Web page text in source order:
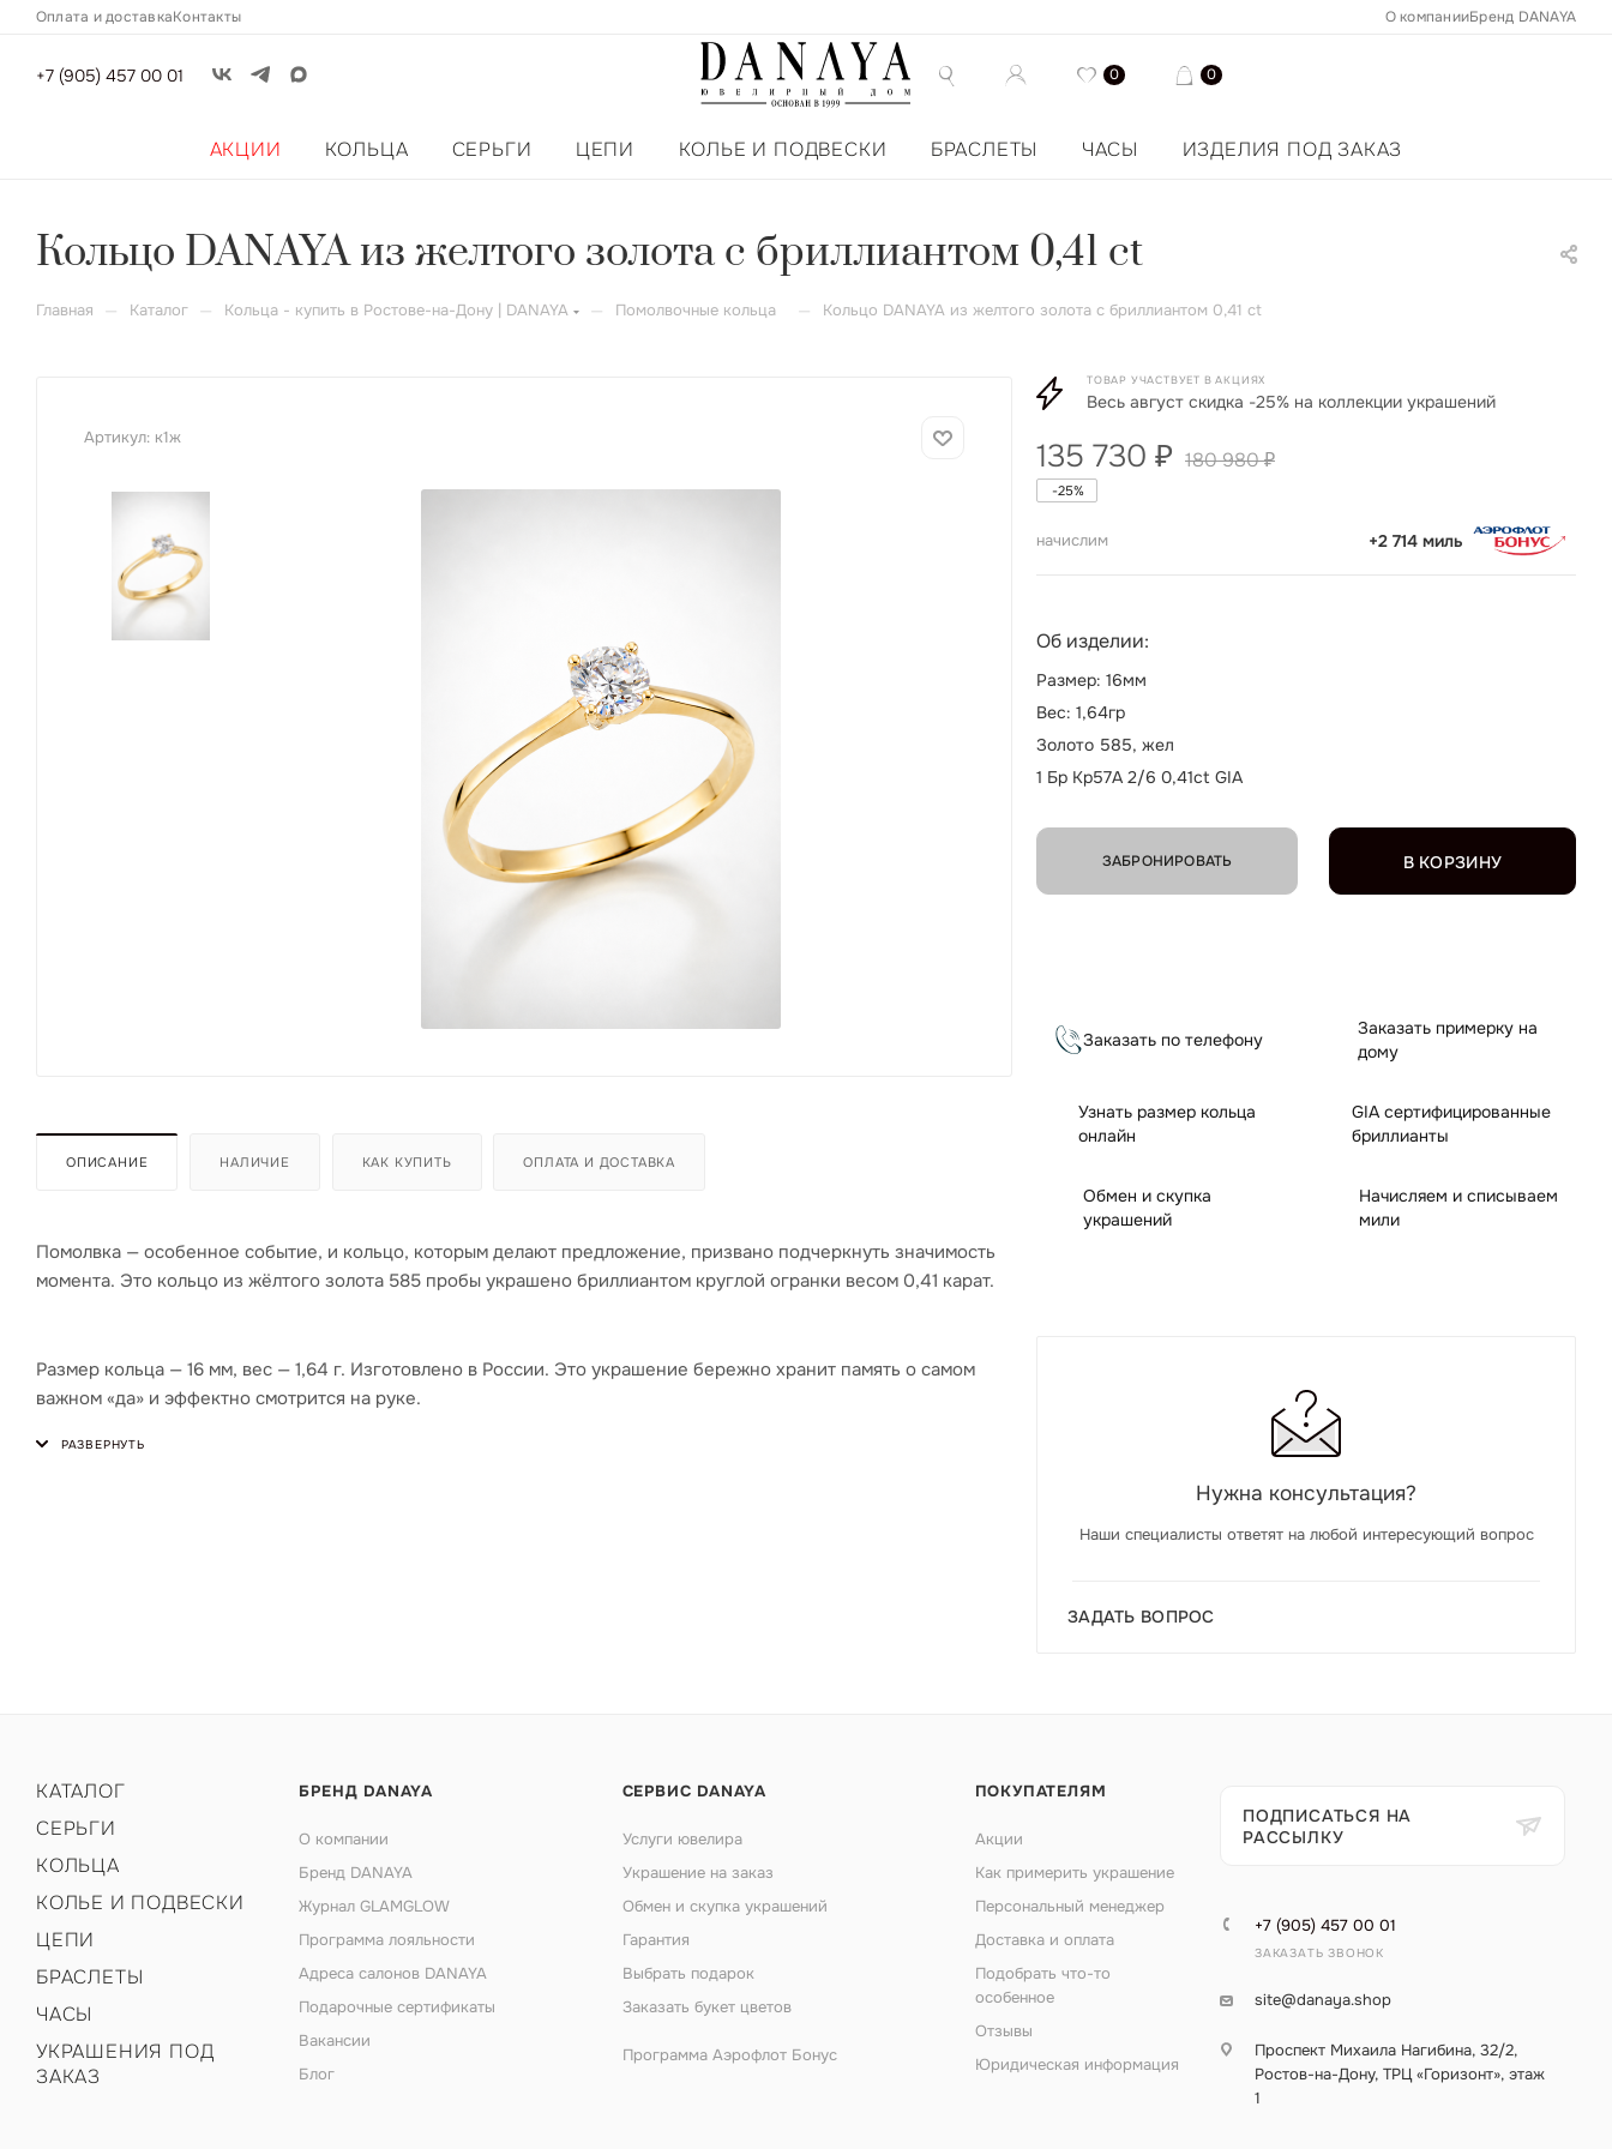
Оплата и доставкаКонтакты О компанииБренд DANAYA
+7 (905) 457 00 01 0 0
АКЦИИ КОЛЬЦА СЕРЬГИ ЦЕПИ КОЛЬЕ И ПОДВЕСКИ БРАСЛЕТЫ ЧАСЫ ИЗДЕЛИЯ ПОД ЗАКАЗ
Кольцо DANAYA из желтого золота с бриллиантом 0,41 ct
Главная — Каталог — Кольца - купить в Ростове-на-Дону | DANAYA — Помолвочные кольца — Кольцо DANAYA из желтого золота с бриллиантом 0,41 ct
Артикул: к1ж
ОПИСАНИЕ НАЛИЧИЕ КАК КУПИТЬ ОПЛАТА И ДОСТАВКА
Помолвка — особенное событие, и кольцо, которым делают предложение, призвано подчеркнуть значимость
момента. Это кольцо из жёлтого золота 585 пробы украшено бриллиантом круглой огранки весом 0,41 карат.
Размер кольца — 16 мм, вес — 1,64 г. Изготовлено в России. Это украшение бережно хранит память о самом
важном «да» и эффектно смотрится на руке.
ТОВАР УЧАСТВУЕТ В АКЦИЯХ
Весь август скидка -25% на коллекции украшений
135 730 ₽ 180 980₽
-25%
начислим +2 714 миль
В КОРЗИНУ
Об изделии:
Размер: 16мм
Вес: 1,64гр
Золото 585, жел
1 Бр Кр57А 2/6 0,41ct GIA
ЗАБРОНИРОВАТЬ
Заказать по телефону
Заказать примерку на
дому
Узнать размер кольца
онлайн
GIA сертифицированные
бриллианты
Обмен и скупка
украшений
Начисляем и списываем
мили
Нужна консультация?
Наши специалисты ответят на любой интересующий вопрос
ЗАДАТЬ ВОПРОС
КАТАЛОГ
СЕРЬГИ
КОЛЬЦА
КОЛЬЕ И ПОДВЕСКИ
ЦЕПИ
БРАСЛЕТЫ
ЧАСЫ
УКРАШЕНИЯ ПОД
ЗАКАЗ
БРЕНД DANAYA
О компании
Бренд DANAYA
Журнал GLAMGLOW
Программа лояльности
Адреса салонов DANAYA
Подарочные сертификаты
Вакансии
Блог
СЕРВИС DANAYA
Услуги ювелира
Украшение на заказ
Обмен и скупка украшений
Гарантия
Выбрать подарок
Заказать букет цветов
Программа Аэрофлот Бонус
ПОКУПАТЕЛЯМ
Акции
Как примерить украшение
Персональный менеджер
Доставка и оплата
Подобрать что-то
особенное
Отзывы
Юридическая информация
ПОДПИСАТЬСЯ НА
РАССЫЛКУ
+7 (905) 457 00 01
ЗАКАЗАТЬ ЗВОНОК
site@danaya.shop
Проспект Михаила Нагибина, 32/2,
Ростов-на-Дону, ТРЦ «Горизонт», этаж
1